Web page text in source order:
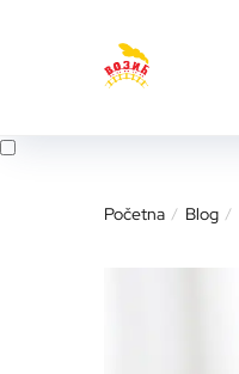
Početna / Blog /